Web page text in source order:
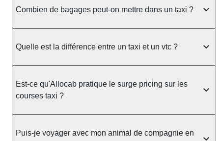
Combien de bagages peut-on mettre dans un taxi ?
taxi berline accueille en général jusqu'à 3 bagages
ou nombreux, précisez-le dans le champ "Message
au chauffeur" lors de la réservation. Le prix n'est
pas impacté par le nombre de bagages.
Quelle est la différence entre un taxi et un vtc ?
prendre en charge directement dans la rue, à une
station ou sur réservation, avec un tarif au
réservation et propose un prix fixe annoncé à
l'avance. Chez Allocab, réservez facilement votre
Est-ce qu'Allocab pratique le surge pricing sur les
courses taxi ?
réglementation préfectorale et suit un barème
Puis-je voyager avec mon animal de compagnie en